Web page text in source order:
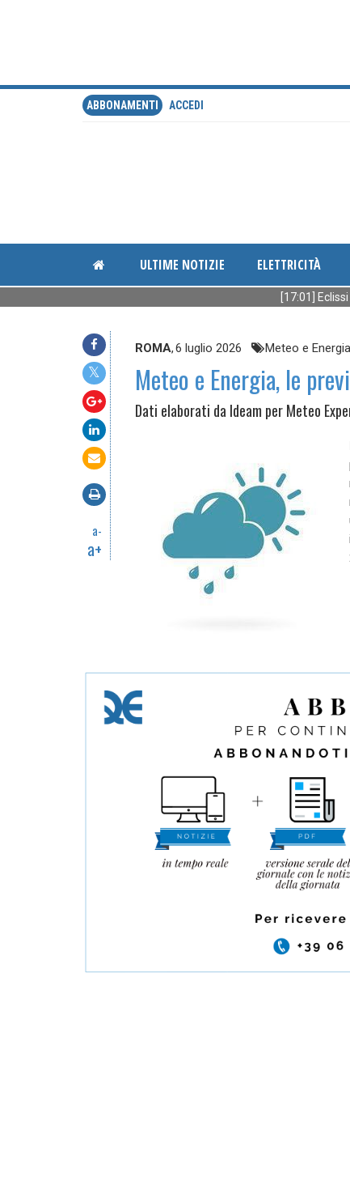
ABBONAMENTI ACCEDI
ULTIME NOTIZIE ELETTRICITÀ
[17:01] Eclissi
a-
a+
ROMA,6 luglio 2026 Meteo e Energia
Meteo e Energia, le
Dati elaborati da Ideam per Meteo